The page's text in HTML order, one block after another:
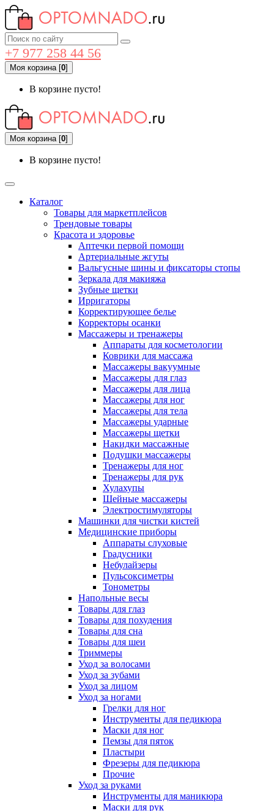
+7 977 258 44 56
Моя корзина[0]
В корзине пусто!
Моя корзина[0]
В корзине пусто!
Каталог
Товары для маркетплейсов
Трендовые товары
Красота и здоровье
Аптечки первой помощи
Артериальные жгуты
Вальгусные шины и фиксаторы стопы
Зеркала для макияжа
Зубные щетки
Ирригаторы
Корректирующее белье
Корректоры осанки
Массажеры и тренажеры
Аппараты для косметологии
Коврики для массажа
Массажеры вакуумные
Массажеры для глаз
Массажеры для лица
Массажеры для ног
Массажеры для тела
Массажеры ударные
Массажеры щетки
Накидки массажные
Подушки массажеры
Тренажеры для ног
Тренажеры для рук
Хулахупы
Шейные массажеры
Электростимуляторы
Машинки для чистки кистей
Медицинские приборы
Аппараты слуховые
Градусники
Небулайзеры
Пульсоксиметры
Тонометры
Напольные весы
Товары для глаз
Товары для похудения
Товары для сна
Товары для шеи
Триммеры
Уход за волосами
Уход за зубами
Уход за лицом
Уход за ногами
Грелки для ног
Инструменты для педикюра
Маски для ног
Пемзы для пяток
Пластыри
Фрезеры для педикюра
Прочие
Уход за руками
Инструменты для маникюра
Маски для рук